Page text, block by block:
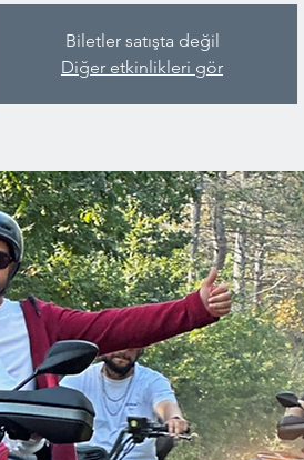
Biletler satışta değil
Diğer etkinlikleri gör